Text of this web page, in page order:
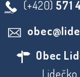
(+420) 571
Obec